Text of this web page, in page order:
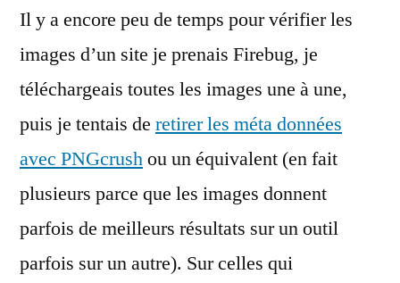
images
Il y a encore peu de temps pour vérifier les
images d’un site je prenais Firebug, je
téléchargeais toutes les images une à une,
puis je tentais de retirer les méta données
avec PNGcrushou un équivalent (en fait
plusieurs parce que les images donnent
parfois de meilleurs résultats sur un outil
parfois sur un autre). Sur celles qui